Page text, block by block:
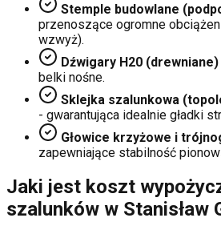
Stemple budowlane
przenoszące ogromne
wzwyż).
Dźwigary H20 (drewniane)
belki nośne.
Sklejka szalunkowa
- gwarantująca idealnie gładki
Głowice krzyżowe i
zapewniające stabilność
Jaki jest koszt
szalunków w Stanisław